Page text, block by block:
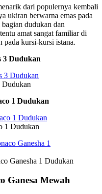
dari populernya kembali
ukiran berwarna emas pada
dudukan dan
amat sangat familiar di
pada kursi-kursi istana.
3 Dudukan
1 Dudukan
1 Dudukan
Ganesha 1 Dudukan
Ganesa Mewah